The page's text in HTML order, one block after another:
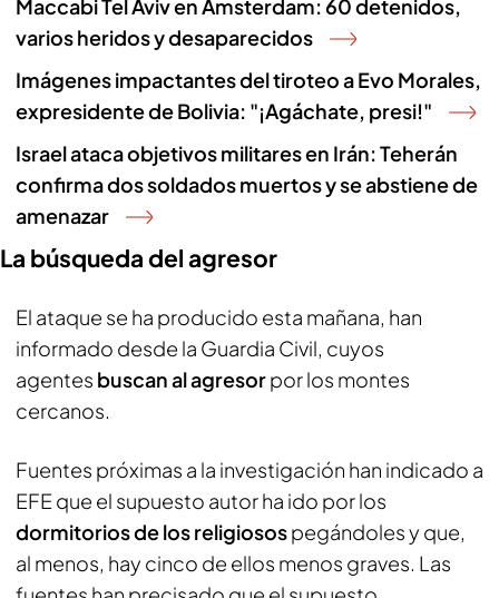
Maccabi Tel Aviv en Ámsterdam: 60 detenidos,
varios heridos y desaparecidos
Imágenes impactantes del tiroteo a Evo Morales,
expresidente de Bolivia: "¡Agáchate, presi!"
Israel ataca objetivos militares en Irán: Teherán
confirma dos soldados muertos y se abstiene de
amenazar
La búsqueda del agresor
El ataque se ha producido esta mañana, han
informado desde la Guardia Civil, cuyos
agentes buscan al agresorpor los montes
cercanos.
Fuentes próximas a la investigación han indicado a
EFE que el supuesto autor ha ido por los
dormitorios de los religiosospegándoles y que,
al menos, hay cinco de ellos menos graves. Las